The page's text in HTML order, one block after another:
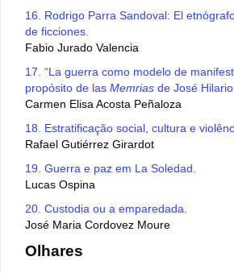
16. Rodrigo Parra Sandoval: El
de ficciones.
Fabio Jurado Valencia
17. “La guerra como modelo de
propósito de las Memrias de José Hilario
Carmen Elisa Acosta Peñaloza
18. Estratificação social, cultura e
Rafael Gutiérrez Girardot
19. Guerra e paz em La Soledad.
Lucas Ospina
20. Custodia ou a emparedada.
José Maria Cordovez Moure
Olhares